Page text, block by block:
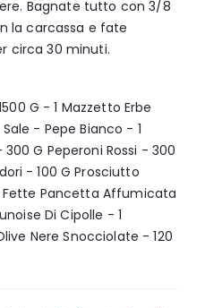
Bagnate tutto con 3/8
la carcassa e fate
circa 30 minuti.
G - 1 Mazzetto Erbe
- Pepe Bianco - 1
G Peperoni Rossi - 300
- 100 G Prosciutto
Pancetta Affumicata
Di Cipolle - 1
Nere Snocciolate - 120